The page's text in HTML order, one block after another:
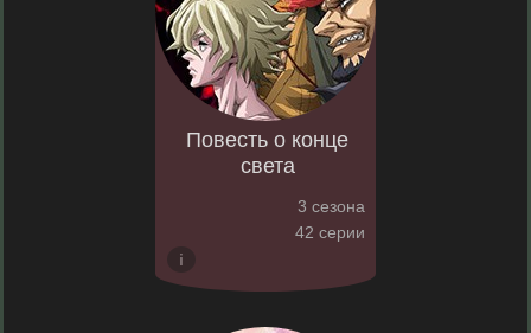
Повесть о конце
света
3 сезона
42 серии